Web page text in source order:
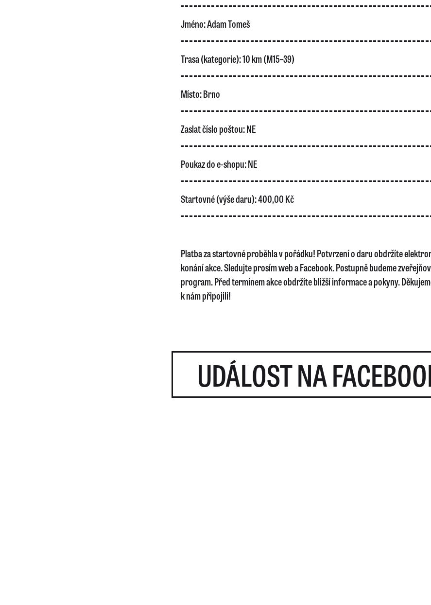
Jméno:Adam Tomeš
Trasa (kategorie):10 km (M15–39)
Místo:Brno
Zaslat číslo poštou:NE
Poukaz do e-shopu:NE
Startovné (výše daru):400,00 Kč
Platba za startovné proběhla v pořádku! Potvrzení o daru obdržíte
konání akce. Sledujte prosím web a Facebook. Postupně budeme
program. Před termínem akce obdržíte bližší informace a pokyny.
k nám připojili!
UDÁLOST NA